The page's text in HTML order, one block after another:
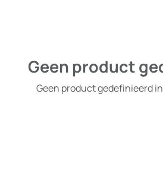
Geen product
Geen product gedefinieerd